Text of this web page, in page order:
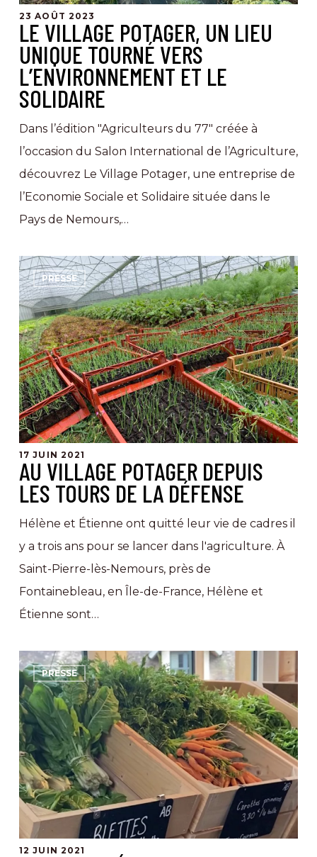
l’environnement
solidaire
23 AOÛT 2023
LE VILLAGE POTAGER, UN LIEU
UNIQUE TOURNÉ VERS
L’ENVIRONNEMENT ET LE
SOLIDAIRE
Dans l’édition "Agriculteurs du 77" créée à
l’occasion du Salon International de l’Agriculture,
découvrez Le Village Potager, une entreprise de
l’Economie Sociale et Solidaire située dans le
Pays de Nemours,…
Au
Village
Potager
depuis
les
tours
de
la
Défense
PRESSE
17 JUIN 2021
AU VILLAGE POTAGER DEPUIS
LES TOURS DE LA DÉFENSE
Hélène et Étienne ont quitté leur vie de cadres il
y a trois ans pour se lancer dans l'agriculture. À
Saint-Pierre-lès-Nemours, près de
Fontainebleau, en Île-de-France, Hélène et
Étienne sont…
France
3
Régions
dans
notre
ferme
maraîchère
PRESSE
12 JUIN 2021